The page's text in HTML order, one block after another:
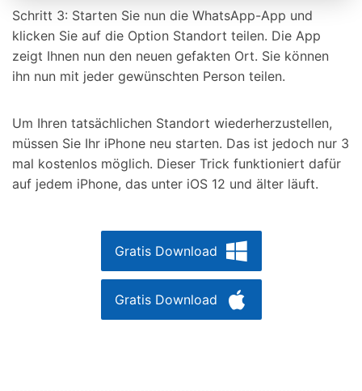
Schritt 3: Starten Sie nun die WhatsApp-App und
klicken Sie auf die Option Standort teilen. Die App
zeigt Ihnen nun den neuen gefakten Ort. Sie können
ihn nun mit jeder gewünschten Person teilen.
Um Ihren tatsächlichen Standort wiederherzustellen,
müssen Sie Ihr iPhone neu starten. Das ist jedoch nur 3
mal kostenlos möglich. Dieser Trick funktioniert dafür
auf jedem iPhone, das unter iOS 12 und älter läuft.
Gratis Download
Gratis Download